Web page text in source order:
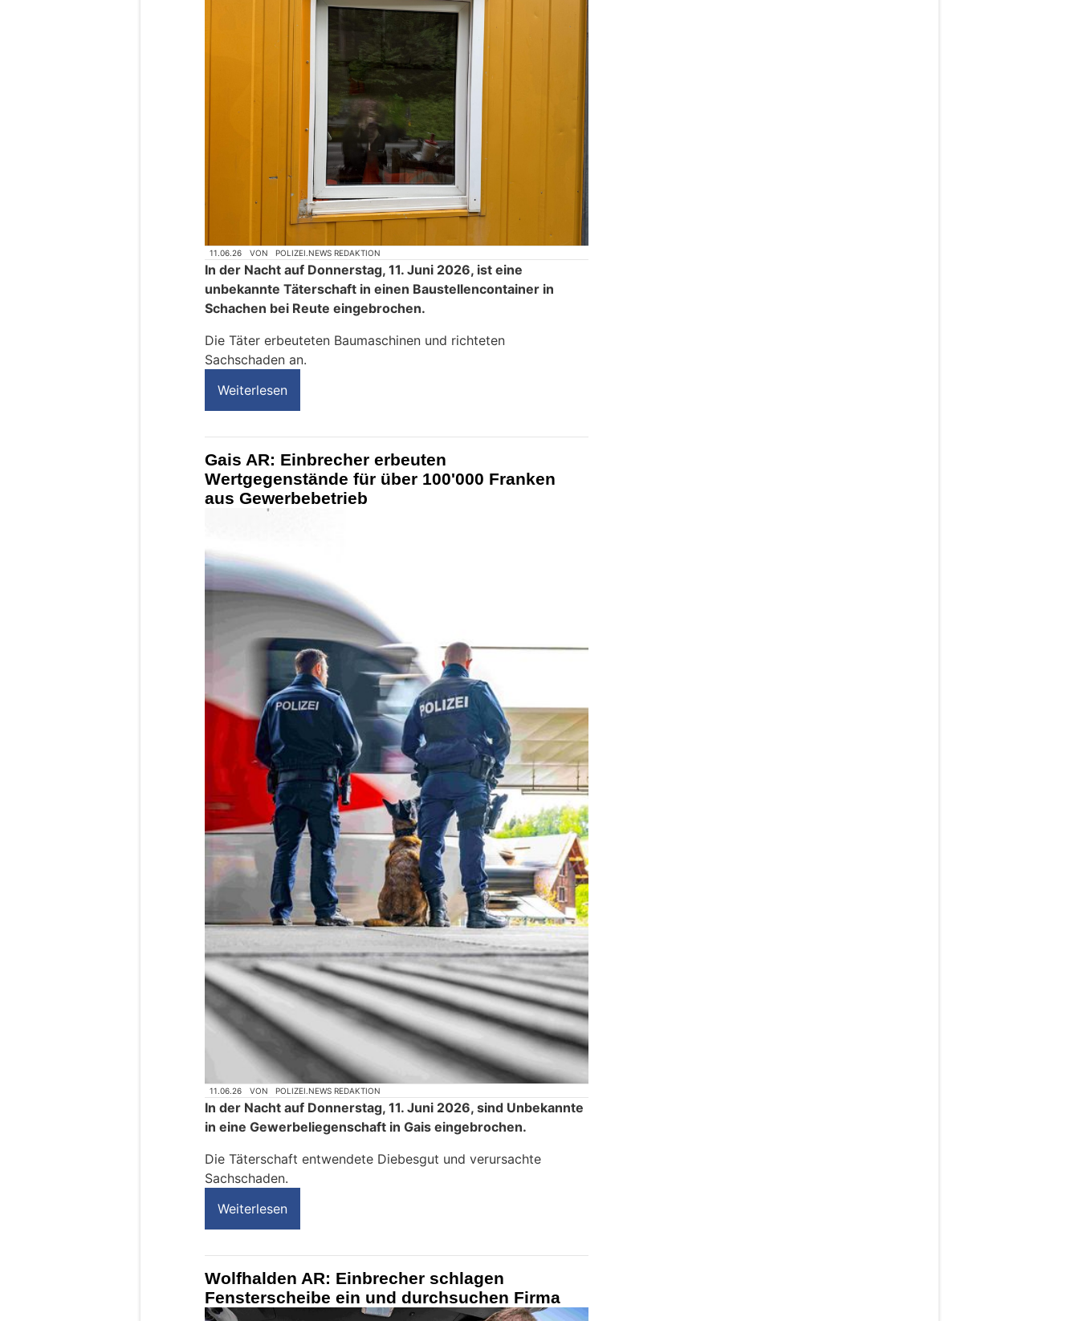
11.06.26 VON POLIZEI.NEWS REDAKTION
In der Nacht auf Donnerstag, 11. Juni 2026, ist eine
unbekannte Täterschaft in einen Baustellencontainer in
Schachen bei Reute eingebrochen.
Die Täter erbeuteten Baumaschinen und richteten
Sachschaden an.
Weiterlesen
Gais AR: Einbrecher erbeuten
Wertgegenstände für über 100'000 Franken
aus Gewerbebetrieb
11.06.26 VON POLIZEI.NEWS REDAKTION
In der Nacht auf Donnerstag, 11. Juni 2026, sind Unbekannte
in eine Gewerbeliegenschaft in Gais eingebrochen.
Die Täterschaft entwendete Diebesgut und verursachte
Sachschaden.
Weiterlesen
Wolfhalden AR: Einbrecher schlagen
Fensterscheibe ein und durchsuchen Firma